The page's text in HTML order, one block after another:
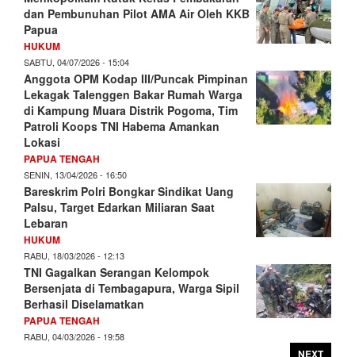
dan Pembunuhan Pilot AMA Air Oleh KKB
Papua
HUKUM
SABTU, 04/07/2026 - 15:04
Anggota OPM Kodap III/Puncak Pimpinan
Lekagak Talenggen Bakar Rumah Warga
di Kampung Muara Distrik Pogoma, Tim
Patroli Koops TNI Habema Amankan
Lokasi
PAPUA TENGAH
SENIN, 13/04/2026 - 16:50
Bareskrim Polri Bongkar Sindikat Uang
Palsu, Target Edarkan Miliaran Saat
Lebaran
HUKUM
RABU, 18/03/2026 - 12:13
TNI Gagalkan Serangan Kelompok
Bersenjata di Tembagapura, Warga Sipil
Berhasil Diselamatkan
PAPUA TENGAH
RABU, 04/03/2026 - 19:58
NEXT